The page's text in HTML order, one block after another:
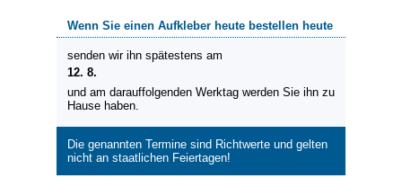
Wenn Sie einen Aufkleber heute bestellen heute
senden wir ihn spätestens am
12. 8.
und am darauffolgenden Werktag werden Sie ihn zu
Hause haben.
Die genannten Termine sind Richtwerte und gelten
nicht an staatlichen Feiertagen!